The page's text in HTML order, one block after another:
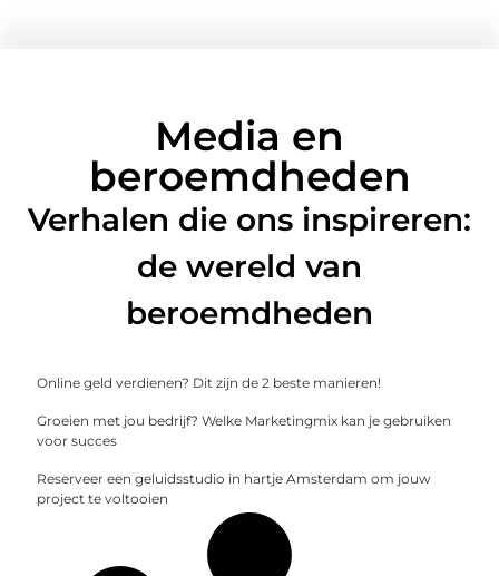
Media en
beroemdheden
Verhalen die ons inspireren:
de wereld van
beroemdheden
Online geld verdienen? Dit zijn de 2 beste manieren!
Groeien met jou bedrijf? Welke Marketingmix kan je gebruiken
voor succes
Reserveer een geluidsstudio in hartje Amsterdam om jouw
project te voltooien